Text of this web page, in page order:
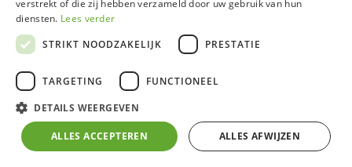
Serre P03 - Project & construct
Aluminium frame met zelfdragende fundering
4 mm klaar veiligheidsglas in zijwanden en in het
verstrekt of die zij hebben verzameld door uw gebruik van hun
diensten. Lees verder
STRIKT NOODZAKELIJK
PRESTATIE
TARGETING FUNCTIONEEL
DETAILS WEERGEVEN
ALLES ACCEPTEREN ALLES AFWIJZEN